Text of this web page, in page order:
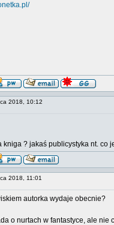
2018, 10:12
kniga ? jakaś publicystyka nt. co
2018, 11:01
autorka wydaje obecnie?
o nurtach w fantastyce, ale nie